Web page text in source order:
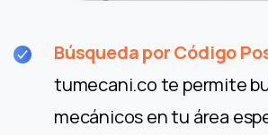
Búsqueda por Código
tumecani.co te permite
mecánicos en tu área